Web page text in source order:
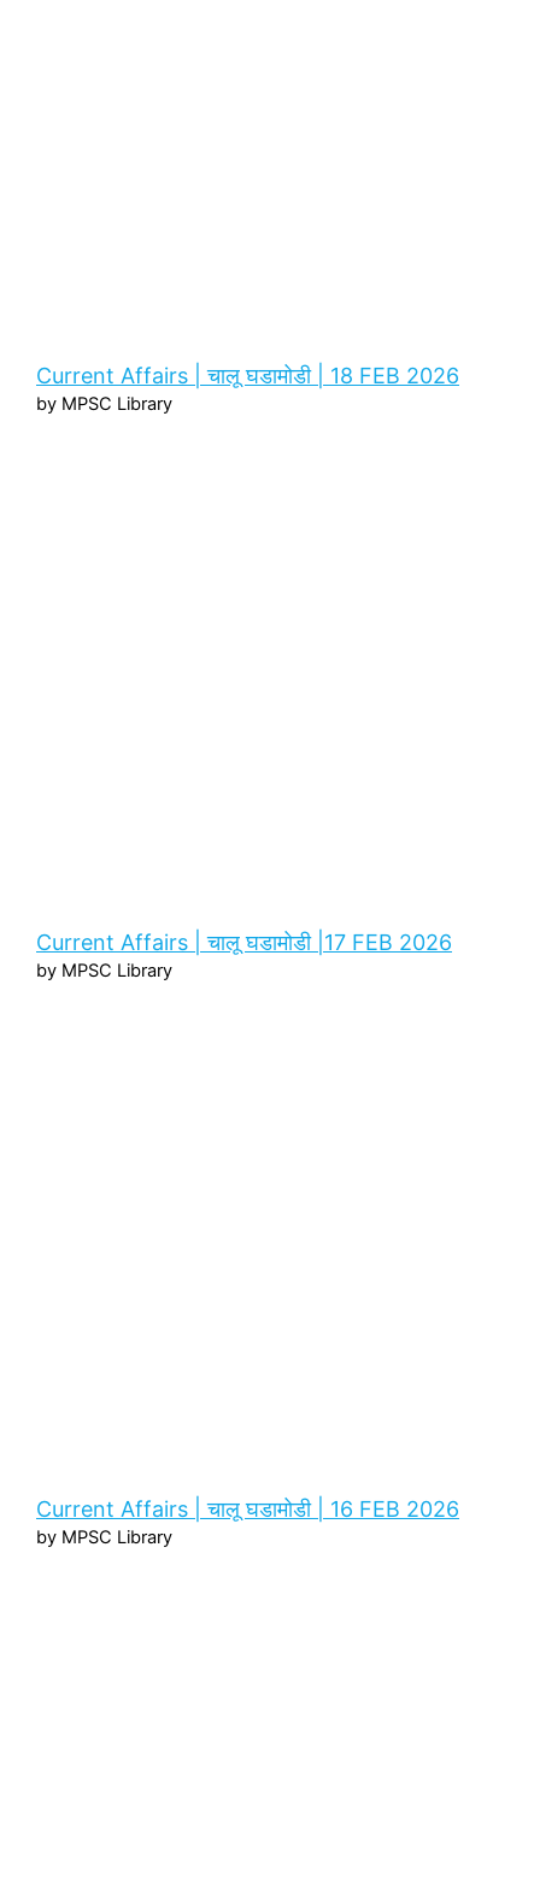
Current Affairs | चालू घडामोडी | 18 FEB 2026
by MPSC Library
Current Affairs | चालू घडामोडी |17 FEB 2026
by MPSC Library
Current Affairs | चालू घडामोडी | 16 FEB 2026
by MPSC Library